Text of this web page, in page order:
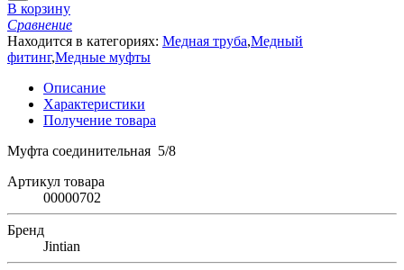
В корзину
Сравнение
Находится в категориях: Медная труба,Медный
фитинг,Медные муфты
Описание
Характеристики
Получение товара
Муфта соединительная 5/8
Артикул товара
00000702
Бренд
Jintian